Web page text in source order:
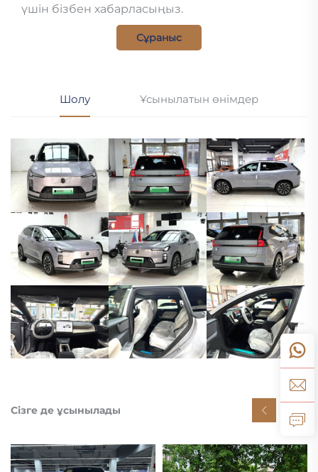
үшін бізбен хабарласыңыз.
Сұраныс
Шолу Ұсынылатын өнімдер
Сізге де ұсынылады